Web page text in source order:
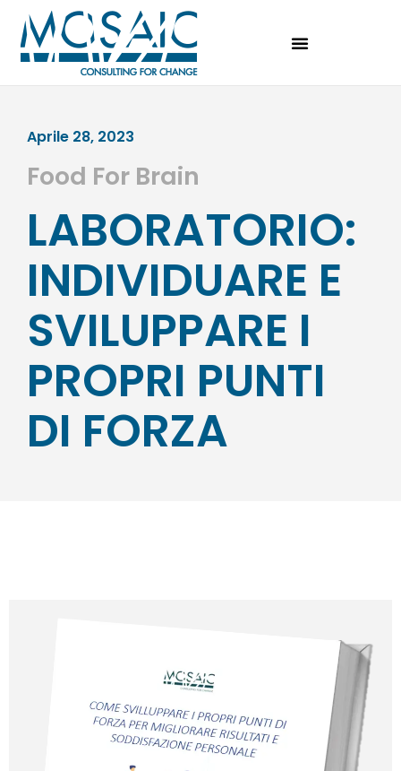
Aprile 28, 2023
Food For Brain
LABORATORIO:
INDIVIDUARE E
SVILUPPARE I
PROPRI PUNTI
DI FORZA